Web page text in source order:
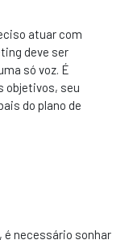
atuar com
deve ser
só voz. É
objetivos, seu
do plano de
necessário sonhar